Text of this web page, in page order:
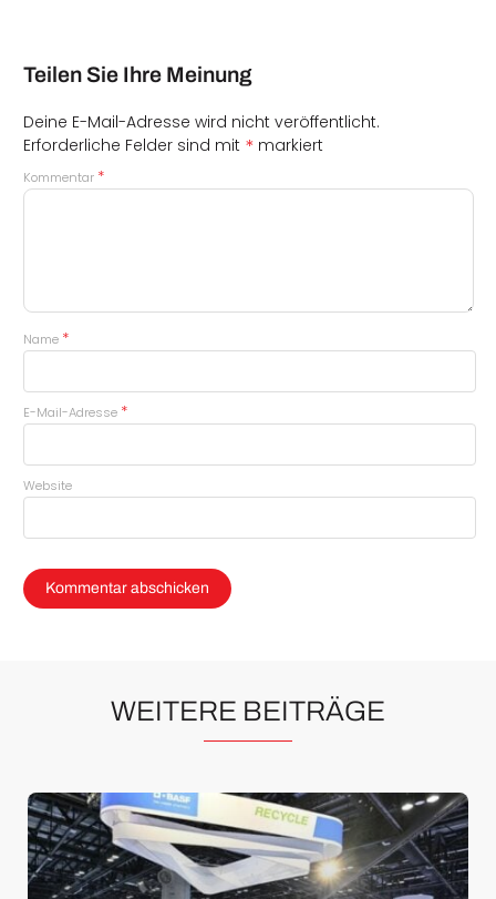
Teilen Sie Ihre Meinung
Deine E-Mail-Adresse wird nicht veröffentlicht.
Erforderliche Felder sind mit * markiert
Kommentar *
Name *
E-Mail-Adresse *
Website
WEITERE BEITRÄGE